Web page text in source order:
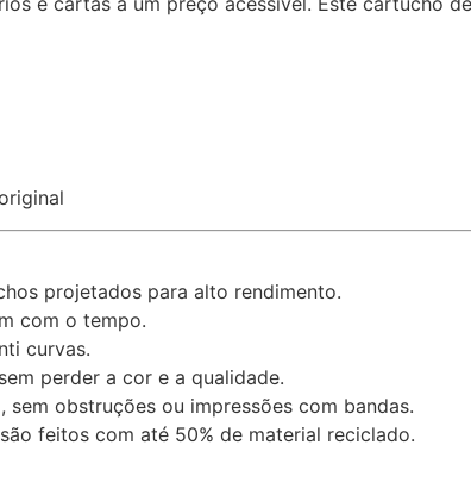
projetados para alto rendimento.
com o tempo.
curvas.
perder a cor e a qualidade.
obstruções ou impressões com bandas.
feitos com até 50% de material reciclado.